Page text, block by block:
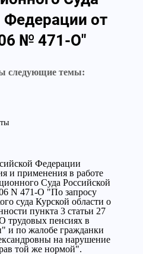
Федерации от
№ 471-О"
следующие темы:
Федерации
и применения в работе
Суда Российской
N 471-О "По запросу
суда Курской области о
пункта 3 статьи 27
трудовых пенсиях в
и по жалобе гражданки
на нарушение
той же нормой".